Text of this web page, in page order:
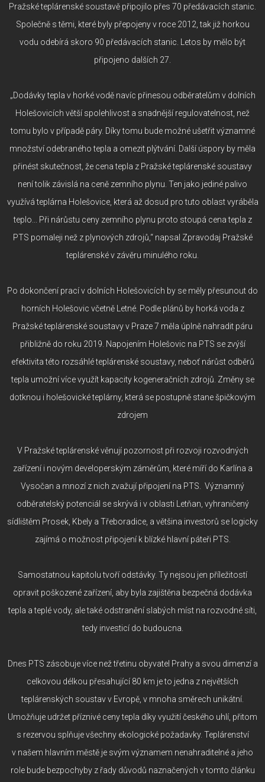
Pražské teplárenské soustavě připojilo přes 70 předávacích stanic.
Společně s těmi, které byly přepojeny v roce 2012, tak již horkou
vodu odebírá skoro 90 předávacích stanic. Letos by mělo být
připojeno dalších 27.
„Dodávky tepla v horké vodě navíc přinesou odběratelům v dolních
Holešovicích větší spolehlivost a snadnější regulovatelnost, než
tomu bylo v případě páry. Díky tomu bude možné ušetřit významné
množství odebraného tepla a omezit plýtvání. Další úspory by měla
přinést skutečnost, že cena tepla z Pražské teplárenské soustavy
není tolik závislá na ceně zemního plynu. Ten jako jediné palivo
využívá teplárna Holešovice, která až dosud pro tuto oblast vyráběla
teplo... Při nárůstu ceny zemního plynu proto stoupá cena tepla z
PTS pomaleji než z plynových zdrojů,“ napsal Zpravodaj Pražské
teplárenské v závěru minulého roku.
Po dokončení prací v dolních Holešovicích by se měly přesunout do
horních Holešovic včetně Letné. Podle plánů by horká voda z
Pražské teplárenské soustavy v Praze 7 měla úplně nahradit páru
přibližně do roku 2019. Napojením Holešovic na PTS se zvýší
efektivita této rozsáhlé teplárenské soustavy, neboť nárůst odběrů
tepla umožní více využít kapacity kogeneračních zdrojů. Změny se
dotknou i holešovické teplárny, která se postupně stane špičkovým
zdrojem
V Pražské teplárenské věnují pozornost při rozvoji rozvodných
zařízení i novým developerským záměrům, které míří do Karlína a
Vysočan a mnozí z nich zvažují připojení na PTS. Významný
odběratelský potenciál se skrývá i v oblasti Letňan, vyhraničený
sídlištěm Prosek, Kbely a Třeboradice, a většina investorů se logicky
zajímá o možnost připojení k blízké hlavní páteři PTS.
Samostatnou kapitolu tvoří odstávky. Ty nejsou jen příležitostí
opravit poškozené zařízení, aby byla zajištěna bezpečná dodávka
tepla a teplé vody, ale také odstranění slabých míst na rozvodné síti,
tedy investicí do budoucna.
Dnes PTS zásobuje více než třetinu obyvatel Prahy a svou dimenzí a
celkovou délkou přesahující 80 km je to jedna z největších
teplárenských soustav v Evropě, v mnoha směrech unikátní.
Umožňuje udržet příznivé ceny tepla díky využití českého uhlí, přitom
s rezervou splňuje všechny ekologické požadavky. Teplárenství
v našem hlavním městě je svým významem nenahraditelné a jeho
role bude bezpochyby z řady důvodů naznačených v tomto článku